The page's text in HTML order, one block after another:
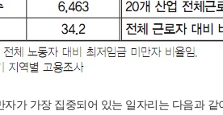
가 가장 집중되어 있는 일자리는 다음과